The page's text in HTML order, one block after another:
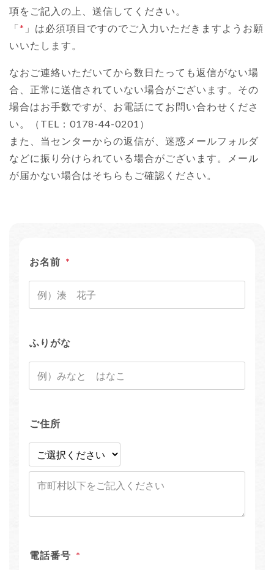
項をご記入の上、送信してください。
「* 」は必須項目ですのでご入力いただきますようお願
いいたします。
なおご連絡いただいてから数日たっても返信がない場
合、正常に送信されていない場合がございます。その
場合はお手数ですが、お電話にてお問い合わせくださ
い。（TEL：0178-44-0201）
また、当センターからの返信が、迷惑メールフォルダ
などに振り分けられている場合がございます。メール
が届かない場合はそちらもご確認ください。
お名前 *
ふりがな
ご住所
電話番号 *